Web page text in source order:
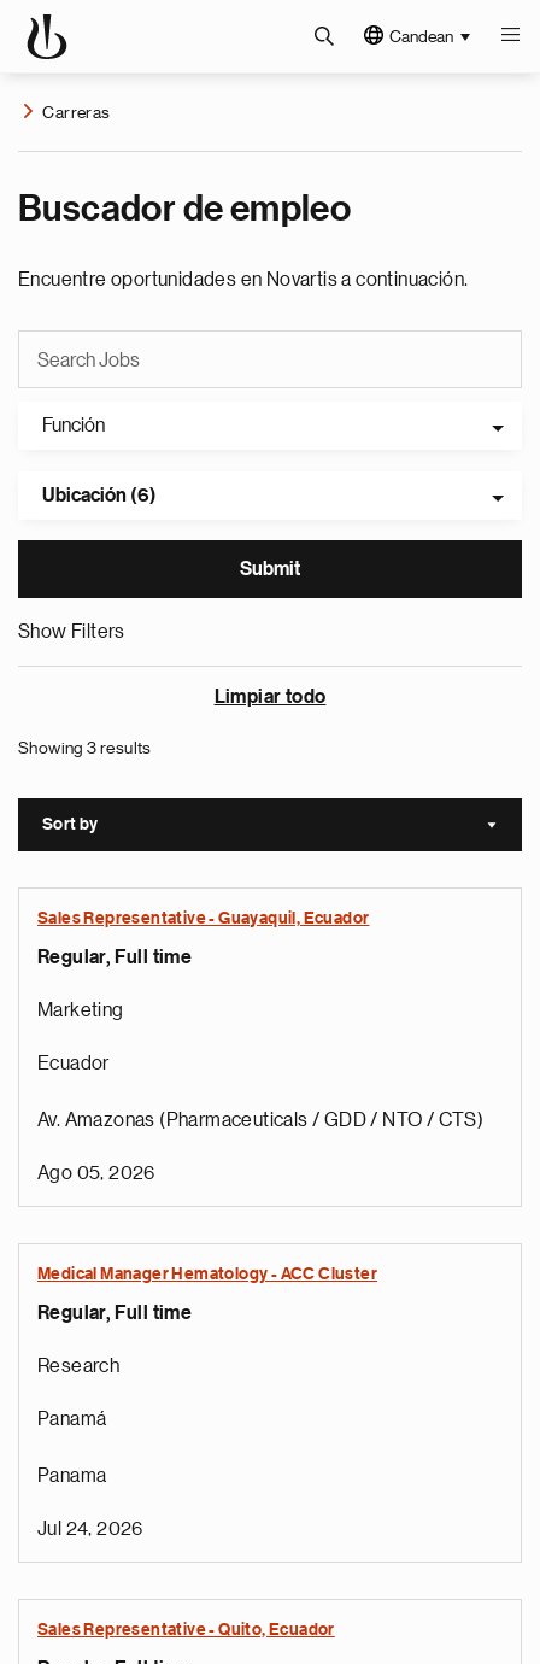
Candean
Carreras
Buscador de empleo
Encuentre oportunidades en Novartis a continuación.
Función
Ubicación (6)
Show Filters
Limpiar todo
Showing 3 results
Sort by Sort
Sales Representative - Guayaquil, Ecuador
Regular, Full time
Marketing
Ecuador
Av. Amazonas (Pharmaceuticals / GDD / NTO / CTS)
Ago 05, 2026
Medical Manager Hematology - ACC Cluster
Regular, Full time
Research
Panamá
Panama
Jul 24, 2026
Sales Representative - Quito, Ecuador